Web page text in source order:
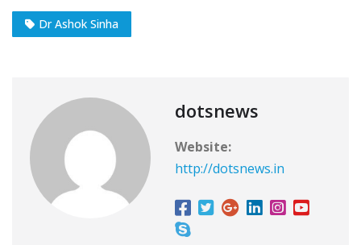
Dr Ashok Sinha
dotsnews
Website:
http://dotsnews.in